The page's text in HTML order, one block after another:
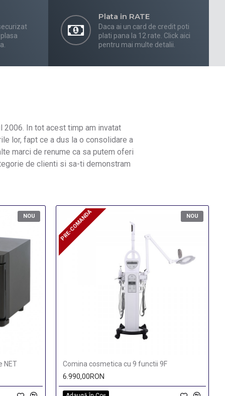
Plata in RATE
Daca ai un card de credit poti
plati pana la 12 rate. Click aici
pentru mai multe detalii.
In tot acest timp am invatat
lor, fapt ce a dus la o consolidare a
marci de renume ca sa putem oferi
de clienti si sa-ti demonstram
NOU
NET
NOU
PRE-COMANDA
PRE-COMANDA
Comina cosmetica cu 9 functii 9F
6.990,00RON